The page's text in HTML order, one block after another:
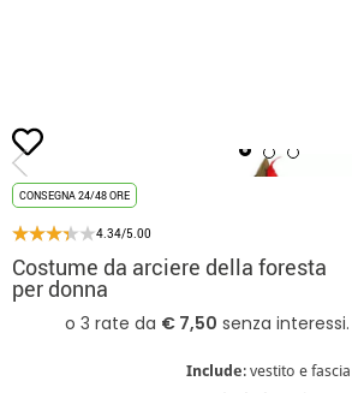
Inizio
CONSEGNA 24/48 ORE
4.34/5.00
Costume da arciere della foresta
per donna
Include: vestito e fascia